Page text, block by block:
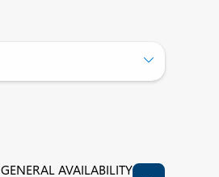
GENERAL AVAILABILITY